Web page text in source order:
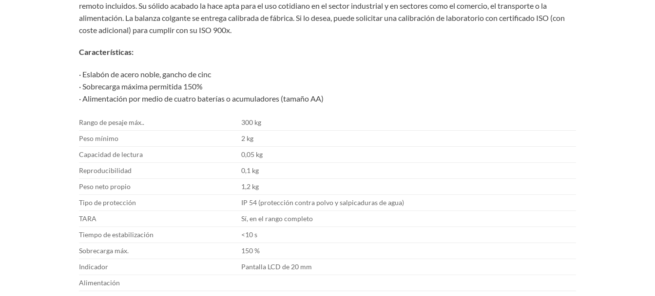
remoto incluidos. Su sólido acabado la hace apta para el uso cotidiano en el sector industrial y en sectores como el comercio, el transporte o la
alimentación. La balanza colgante se entrega calibrada de fábrica. Si lo desea, puede solicitar una calibración de laboratorio con certificado ISO (con
coste adicional) para cumplir con su ISO 900x.
Características:
· Eslabón de acero noble, gancho de cinc
· Sobrecarga máxima permitida 150%
· Alimentación por medio de cuatro baterías o acumuladores (tamaño AA)
Rango de pesaje máx..
300 kg
Peso mínimo
2 kg
Capacidad de lectura
0,05 kg
Reproducibilidad
0,1 kg
Peso neto propio
1,2 kg
Tipo de protección
IP 54 (protección contra polvo y salpicaduras de agua)
TARA
Sí, en el rango completo
Tiempo de estabilización
<10 s
Sobrecarga máx.
150 %
Indicador
Pantalla LCD de 20 mm
Alimentación